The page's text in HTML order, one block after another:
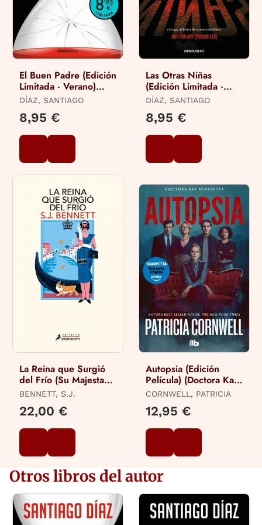
El Buen Padre (Edición
Limitada · Verano)
(Indira Ramos 1)
DÍAZ, SANTIAGO
8,95 €
Las Otras Niñas
(Edición Limitada ·
Verano) (Indira Ramos
DÍAZ, SANTIAGO
8,95 €
La Reina que Surgió
del Frío (Su Majestad,
la Reina Investigadora
BENNETT, S.J.
22,00 €
Autopsia (Edición
Película) (Doctora Kay
Scarpetta 25)
CORNWELL, PATRICIA
12,95 €
Otros libros del autor